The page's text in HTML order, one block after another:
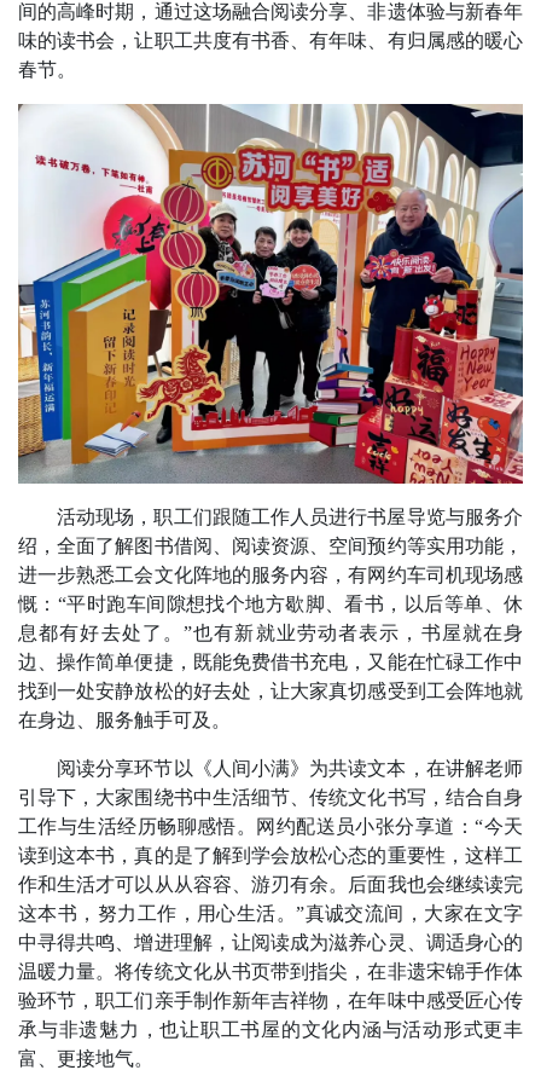
间的高峰时期，通过这场融合阅读分享、非遗体验与新春年
味的读书会，让职工共度有书香、有年味、有归属感的暖心
春节。
活动现场，职工们跟随工作人员进行书屋导览与服务介
绍，全面了解图书借阅、阅读资源、空间预约等实用功能，
进一步熟悉工会文化阵地的服务内容，有网约车司机现场感
慨：“平时跑车间隙想找个地方歇脚、看书，以后等单、休
息都有好去处了。”也有新就业劳动者表示，书屋就在身
边、操作简单便捷，既能免费借书充电，又能在忙碌工作中
找到一处安静放松的好去处，让大家真切感受到工会阵地就
在身边、服务触手可及。
阅读分享环节以《人间小满》为共读文本，在讲解老师
引导下，大家围绕书中生活细节、传统文化书写，结合自身
工作与生活经历畅聊感悟。网约配送员小张分享道：“今天
读到这本书，真的是了解到学会放松心态的重要性，这样工
作和生活才可以从从容容、游刃有余。后面我也会继续读完
这本书，努力工作，用心生活。”真诚交流间，大家在文字
中寻得共鸣、增进理解，让阅读成为滋养心灵、调适身心的
温暖力量。将传统文化从书页带到指尖，在非遗宋锦手作体
验环节，职工们亲手制作新年吉祥物，在年味中感受匠心传
承与非遗魅力，也让职工书屋的文化内涵与活动形式更丰
富、更接地气。